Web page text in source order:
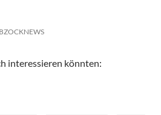
interessieren könnten: